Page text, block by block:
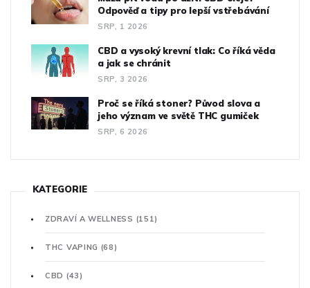
Odpověď a tipy pro lepší vstřebávání
SRP, 1 2026
CBD a vysoký krevní tlak: Co říká věda
a jak se chránit
SRP, 3 2026
Proč se říká stoner? Původ slova a
jeho význam ve světě THC gumiček
SRP, 6 2026
KATEGORIE
ZDRAVÍ A WELLNESS (151)
THC VAPING (68)
CBD (43)